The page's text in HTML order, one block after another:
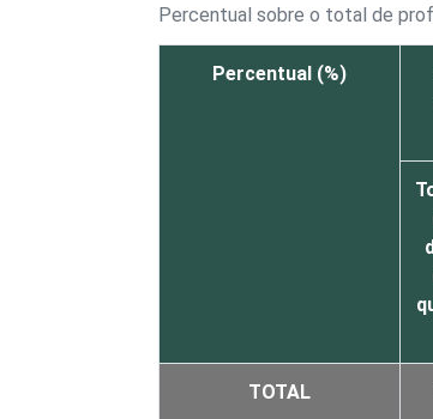
Percentual sobre o total de
Percentual (%)
TOTAL